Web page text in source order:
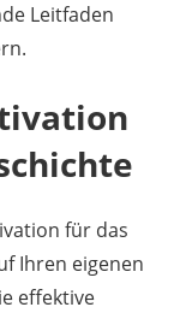
Leitfaden
für das
Ihren eigenen
effektive